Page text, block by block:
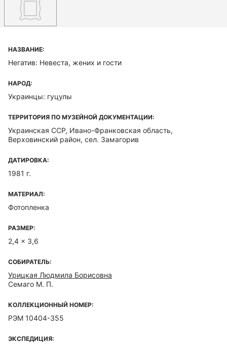
НАЗВАНИЕ:
Негатив: Невеста, жених и гости
НАРОД:
Украинцы: гуцулы
ТЕРРИТОРИЯ ПО МУЗЕЙНОЙ ДОКУМЕНТАЦИИ:
Украинская ССР, Ивано-Франковская область,
Верховинский район, сел. Замагорив
ДАТИРОВКА:
1981 г.
МАТЕРИАЛ:
Фотопленка
РАЗМЕР:
2,4 x 3,6
СОБИРАТЕЛЬ:
Урицкая Людмила Борисовна
Семаго М. П.
КОЛЛЕКЦИОННЫЙ НОМЕР:
РЭМ 10404-355
ЭКСПЕДИЦИЯ: